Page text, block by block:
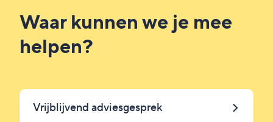
Waar kunnen we je mee
helpen?
Vrijblijvend adviesgesprek